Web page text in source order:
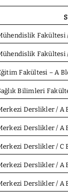
Fakültesi
Fakültesi
Fakültesi – A
Bilimleri
Derslikler / A
Derslikler / A
Derslikler / C
Derslikler / A
Derslikler / A